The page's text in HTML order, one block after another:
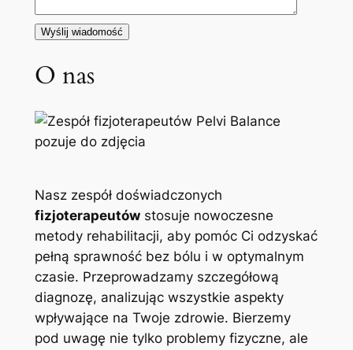
O nas
Nasz zespół doświadczonych
fizjoterapeutówstosuje nowoczesne
metody rehabilitacji, aby pomóc Ci odzyskać
pełną sprawność bez bólu i w optymalnym
czasie. Przeprowadzamy szczegółową
diagnozę, analizując wszystkie aspekty
wpływające na Twoje zdrowie. Bierzemy
pod uwagę nie tylko problemy fizyczne, ale